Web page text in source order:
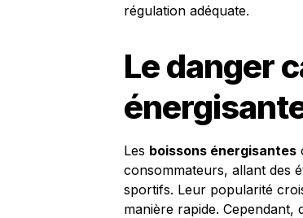
régulation adéquate.
Le danger
Les boissons énergisantes
consommateurs, allant des
sportifs. Leur popularité
manière rapide.